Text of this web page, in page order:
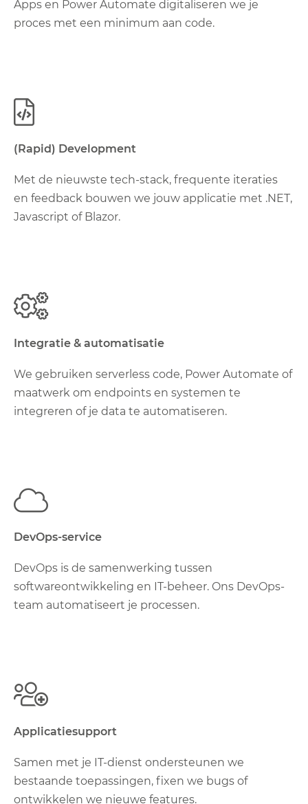
Apps en Power Automate digitaliseren we je
proces met een minimum aan code.
(Rapid) Development
Met de nieuwste tech-stack, frequente iteraties
en feedback bouwen we jouw applicatie met .NET,
Javascript of Blazor.
Integratie & automatisatie
We gebruiken serverless code, Power Automate of
maatwerk om endpoints en systemen te
integreren of je data te automatiseren.
DevOps-service
DevOps is de samenwerking tussen
softwareontwikkeling en IT-beheer. Ons DevOps-
team automatiseert je processen.
Applicatiesupport
Samen met je IT-dienst ondersteunen we
bestaande toepassingen, fixen we bugs of
ontwikkelen we nieuwe features.